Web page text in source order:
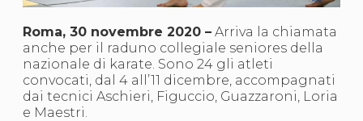
Ju Jitsu
Sumo
Capoeira
Grappling
BJJ
Roma, 30 novembre 2020 – Arriva la chiamata
anche per il raduno collegiale seniores della
nazionale di karate. Sono 24 gli atleti
convocati, dal 4 all’11 dicembre, accompagnati
dai tecnici Aschieri, Figuccio, Guazzaroni, Loria
e Maestri.